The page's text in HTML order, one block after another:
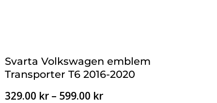
Svarta Volkswagen emblem
Transporter T6 2016-2020
329.00 kr – 599.00 krPrisintervall: